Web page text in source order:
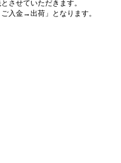
させていただきます。
入金→出荷」となります。